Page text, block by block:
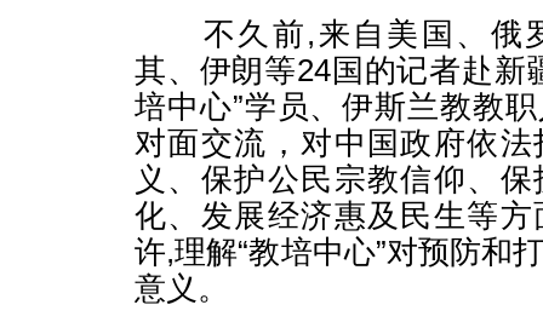
不久前,来自美国、俄
其、伊朗等24国的记者赴新
培中心”学员、伊斯兰教教
对面交流，对中国政府依
义、保护公民宗教信仰、
化、发展经济惠及民生等
许,理解“教培中心”对预防和
意义。